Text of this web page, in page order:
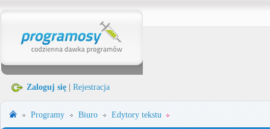
Zaloguj się Rejestracja
Programy Biuro Edytory tekstu